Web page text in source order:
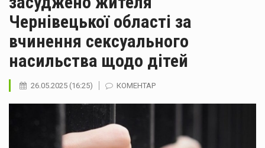
Чернівецької області за
вчинення сексуального
насильства щодо дітей
26.05.2025 (16:25) КОМЕНТАР